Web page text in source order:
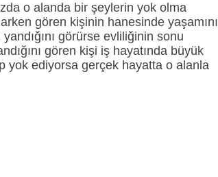
o alanda bir şeylerin yok olma
gören kişinin hanesinde yaşamını
görürse evliliğinin sonu
gören kişi iş hayatında büyük
yok ediyorsa gerçek hayatta o alanla